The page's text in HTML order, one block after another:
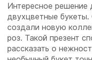
Интересное
двухцветные
создали новую
роз. Такой презент
рассказать о